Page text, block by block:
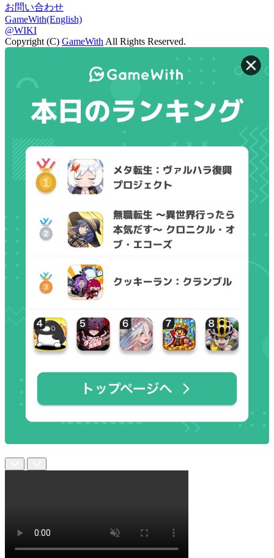
お問い合わせ
GameWith(English)
@WIKI
Copyright (C) GameWith All Rights Reserved.